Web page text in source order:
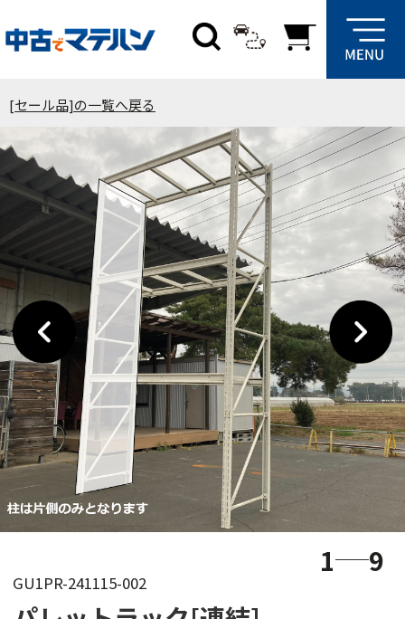
[セール品]の一覧へ戻る
1 9
GU1PR-241115-002